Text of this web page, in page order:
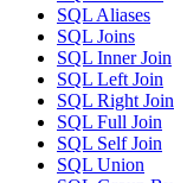
SQL Aliases
SQL Joins
SQL Inner Join
SQL Left Join
SQL Right Join
SQL Full Join
SQL Self Join
SQL Union